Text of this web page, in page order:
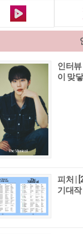
인터뷰
이 맞
피처 |
기대작